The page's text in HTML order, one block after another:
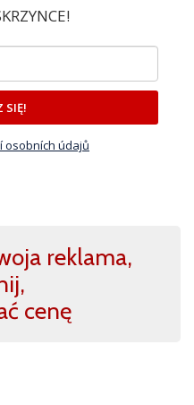
SIĘ!
osobních údajů
reklama,
cenę